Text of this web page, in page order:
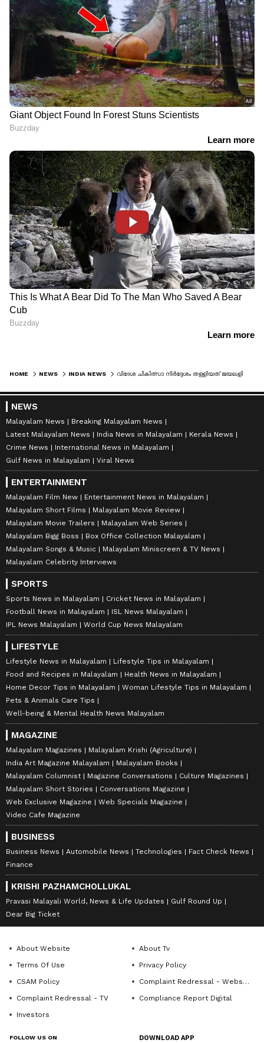
HOME NEWS INDIA NEWS
NEWS
Malayalam News
Breaking Malayalam News
Latest Malayalam News
India News in Malayalam
Kerala News
Crime News
International News in Malayalam
Gulf News in Malayalam
Viral News
ENTERTAINMENT
Malayalam Film New
Entertainment News in Malayalam
Malayalam Short Films
Malayalam Movie Review
Malayalam Movie Trailers
Malayalam Web Series
Malayalam Bigg Boss
Box Office Collection Malayalam
Malayalam Songs & Music
Malayalam Miniscreen & TV News
Malayalam Celebrity Interviews
SPORTS
Sports News in Malayalam
Cricket News in Malayalam
Football News in Malayalam
ISL News Malayalam
IPL News Malayalam
World Cup News Malayalam
LIFESTYLE
Lifestyle News in Malayalam
Lifestyle Tips in Malayalam
Food and Recipes in Malayalam
Health News in Malayalam
Home Decor Tips in Malayalam
Woman Lifestyle Tips in Malayalam
Pets & Animals Care Tips
Well-being & Mental Health News Malayalam
MAGAZINE
Malayalam Magazines
Malayalam Krishi (Agriculture)
India Art Magazine Malayalam
Malayalam Books
Malayalam Columnist
Magazine Conversations
Culture Magazines
Malayalam Short Stories
Conversations Magazine
Web Exclusive Magazine
Web Specials Magazine
Video Cafe Magazine
BUSINESS
Business News Automobile News Technologies
Fact Check News
Finance
KRISHI PAZHAMCHOLLUKAL
Pravasi Malayali World, News & Life Updates
Gulf Round Up
Dear Big Ticket
About Website
About Tv
Terms Of Use
Privacy Policy
CSAM Policy
Complaint Redressal - Website
Complaint Redressal - TV
Compliance Report Digital
Investors
FOLLOW US ON DOWNLOAD APP